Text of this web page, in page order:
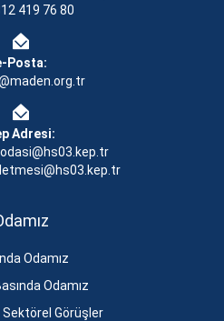
419 76 80
Posta:
Adresi:
Odamız
Odamız
Sektörel Görüşler